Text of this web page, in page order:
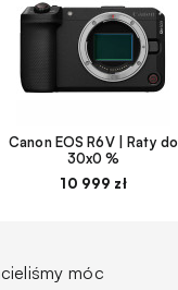
Canon EOS R6V | Raty do
30x0 %
10 999 zł
móc